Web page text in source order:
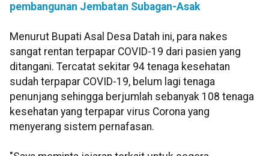
pembangunan Jembatan Subagan-Asak
Menurut Bupati Asal Desa Datah ini, para nakes
sangat rentan terpapar COVID-19 dari pasien yang
ditangani. Tercatat sekitar 94 tenaga kesehatan
sudah terpapar COVID-19, belum lagi tenaga
penunjang sehingga berjumlah sebanyak 108 tenaga
kesehatan yang terpapar virus Corona yang
menyerang sistem pernafasan.